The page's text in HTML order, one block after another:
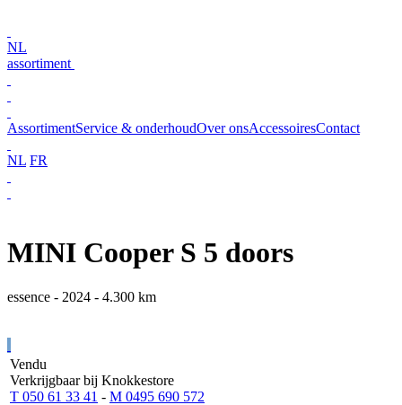
NL
assortiment
AssortimentService & onderhoudOver onsAccessoiresContact
NL FR
MINI Cooper S 5 doors
essence - 2024 - 4.300 km
Vendu
Verkrijgbaar bij Knokkestore
T 050 61 33 41 - M 0495 690 572